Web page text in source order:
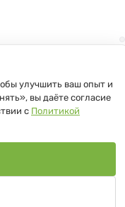
доставкой по
ул. Платонова, 22, пом.
№191081534,
+375 (17) 361-10-80,
info@danko.by
района
отдела: Жакович Юлия
улучшить ваш опыт и
вы даёте согласие
с Политикой